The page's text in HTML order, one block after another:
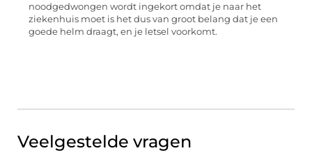
noodgedwongen wordt ingekort omdat je naar het
ziekenhuis moet is het dus van groot belang dat je een
goede helm draagt, en je letsel voorkomt.
Veelgestelde vragen